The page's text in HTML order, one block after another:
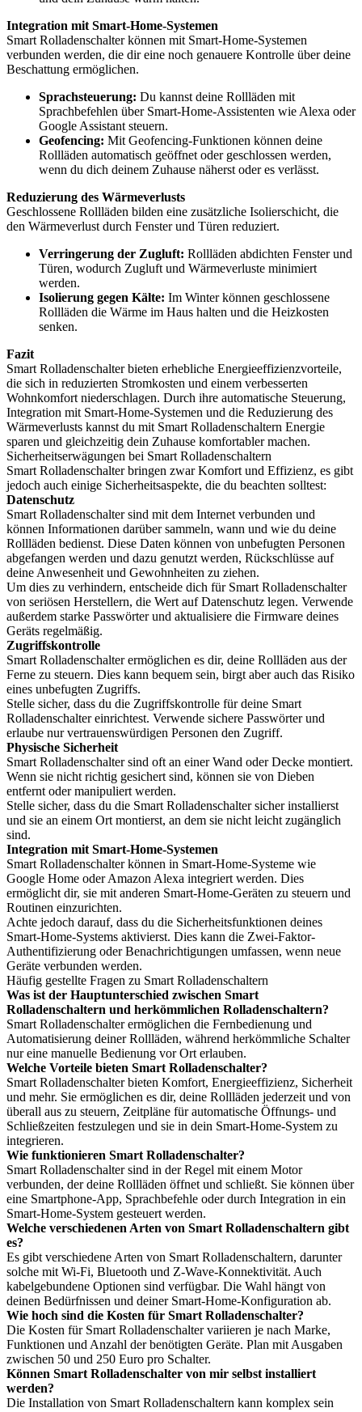
Integration mit Smart-Home-Systemen
Smart Rolladenschalter können mit Smart-Home-Systemen
verbunden werden, die dir eine noch genauere Kontrolle über deine
Beschattung ermöglichen.
Sprachsteuerung: Du kannst deine Rollläden mit
Sprachbefehlen über Smart-Home-Assistenten wie Alexa oder
Google Assistant steuern.
Geofencing: Mit Geofencing-Funktionen können deine
Rollläden automatisch geöffnet oder geschlossen werden,
wenn du dich deinem Zuhause näherst oder es verlässt.
Reduzierung des Wärmeverlusts
Geschlossene Rollläden bilden eine zusätzliche Isolierschicht, die
den Wärmeverlust durch Fenster und Türen reduziert.
Verringerung der Zugluft: Rollläden abdichten Fenster und
Türen, wodurch Zugluft und Wärmeverluste minimiert
werden.
Isolierung gegen Kälte: Im Winter können geschlossene
Rollläden die Wärme im Haus halten und die Heizkosten
senken.
Fazit
Smart Rolladenschalter bieten erhebliche Energieeffizienzvorteile,
die sich in reduzierten Stromkosten und einem verbesserten
Wohnkomfort niederschlagen. Durch ihre automatische Steuerung,
Integration mit Smart-Home-Systemen und die Reduzierung des
Wärmeverlusts kannst du mit Smart Rolladenschaltern Energie
sparen und gleichzeitig dein Zuhause komfortabler machen.
Sicherheitserwägungen bei Smart Rolladenschaltern
Smart Rolladenschalter bringen zwar Komfort und Effizienz, es gibt
jedoch auch einige Sicherheitsaspekte, die du beachten solltest:
Datenschutz
Smart Rolladenschalter sind mit dem Internet verbunden und
können Informationen darüber sammeln, wann und wie du deine
Rollläden bedienst. Diese Daten können von unbefugten Personen
abgefangen werden und dazu genutzt werden, Rückschlüsse auf
deine Anwesenheit und Gewohnheiten zu ziehen.
Um dies zu verhindern, entscheide dich für Smart Rolladenschalter
von seriösen Herstellern, die Wert auf Datenschutz legen. Verwende
außerdem starke Passwörter und aktualisiere die Firmware deines
Geräts regelmäßig.
Zugriffskontrolle
Smart Rolladenschalter ermöglichen es dir, deine Rollläden aus der
Ferne zu steuern. Dies kann bequem sein, birgt aber auch das Risiko
eines unbefugten Zugriffs.
Stelle sicher, dass du die Zugriffskontrolle für deine Smart
Rolladenschalter einrichtest. Verwende sichere Passwörter und
erlaube nur vertrauenswürdigen Personen den Zugriff.
Physische Sicherheit
Smart Rolladenschalter sind oft an einer Wand oder Decke montiert.
Wenn sie nicht richtig gesichert sind, können sie von Dieben
entfernt oder manipuliert werden.
Stelle sicher, dass du die Smart Rolladenschalter sicher installierst
und sie an einem Ort montierst, an dem sie nicht leicht zugänglich
sind.
Integration mit Smart-Home-Systemen
Smart Rolladenschalter können in Smart-Home-Systeme wie
Google Home oder Amazon Alexa integriert werden. Dies
ermöglicht dir, sie mit anderen Smart-Home-Geräten zu steuern und
Routinen einzurichten.
Achte jedoch darauf, dass du die Sicherheitsfunktionen deines
Smart-Home-Systems aktivierst. Dies kann die Zwei-Faktor-
Authentifizierung oder Benachrichtigungen umfassen, wenn neue
Geräte verbunden werden.
Häufig gestellte Fragen zu Smart Rolladenschaltern
Was ist der Hauptunterschied zwischen Smart
Rolladenschaltern und herkömmlichen Rolladenschaltern?
Smart Rolladenschalter ermöglichen die Fernbedienung und
Automatisierung deiner Rollläden, während herkömmliche Schalter
nur eine manuelle Bedienung vor Ort erlauben.
Welche Vorteile bieten Smart Rolladenschalter?
Smart Rolladenschalter bieten Komfort, Energieeffizienz, Sicherheit
und mehr. Sie ermöglichen es dir, deine Rollläden jederzeit und von
überall aus zu steuern, Zeitpläne für automatische Öffnungs- und
Schließzeiten festzulegen und sie in dein Smart-Home-System zu
integrieren.
Wie funktionieren Smart Rolladenschalter?
Smart Rolladenschalter sind in der Regel mit einem Motor
verbunden, der deine Rollläden öffnet und schließt. Sie können über
eine Smartphone-App, Sprachbefehle oder durch Integration in ein
Smart-Home-System gesteuert werden.
Welche verschiedenen Arten von Smart Rolladenschaltern gibt
es?
Es gibt verschiedene Arten von Smart Rolladenschaltern, darunter
solche mit Wi-Fi, Bluetooth und Z-Wave-Konnektivität. Auch
kabelgebundene Optionen sind verfügbar. Die Wahl hängt von
deinen Bedürfnissen und deiner Smart-Home-Konfiguration ab.
Wie hoch sind die Kosten für Smart Rolladenschalter?
Die Kosten für Smart Rolladenschalter variieren je nach Marke,
Funktionen und Anzahl der benötigten Geräte. Plan mit Ausgaben
zwischen 50 und 250 Euro pro Schalter.
Können Smart Rolladenschalter von mir selbst installiert
werden?
Die Installation von Smart Rolladenschaltern kann komplex sein